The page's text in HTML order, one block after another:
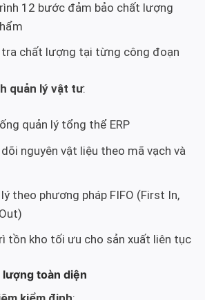
12 bước đảm bảo chất lượng
tra chất lượng tại từng công đoạn
quản lý vật tư:
quản lý tổng thể ERP
nguyên vật liệu theo mã vạch và
lý theo phương pháp FIFO (First In,
tồn kho tối ưu cho sản xuất liên tục
toàn diện